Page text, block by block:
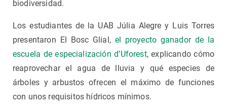
biodiversidad.
Los estudiantes de la UAB Júlia Alegre y Luis Torres
presentaron El Bosc Glial, el proyecto ganador de la
escuela de especialización d’Uforest, explicando cómo
reaprovechar el agua de lluvia y qué especies de
árboles y arbustos ofrecen el máximo de funciones
con unos requisitos hídricos mínimos.